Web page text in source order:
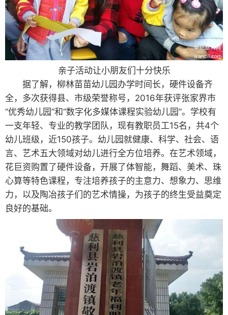
亲子活动让小朋友们十分快乐
据了解，柳林苗苗幼儿园办学时间长，硬件设备齐
全，多次获得县、市级荣誉称号，2016年获评张家界市
“优秀幼儿园”和“数字化多媒体课程实验幼儿园”。学校有
一支年轻、专业的教学团队，现有教职员工15名，共4个
幼儿班级，近150孩子。幼儿园就健康、科学、社会、语
言、艺术五大领域对幼儿进行全方位培养。在艺术领域，
花巨资购置了硬件设备，开展了体智能，舞蹈、美术、珠
心算等特色课程，专注培养孩子的主意力、想象力、思维
力，以及陶冶孩子们的艺术情操，为孩子的终生受益奠定
良好的基础。